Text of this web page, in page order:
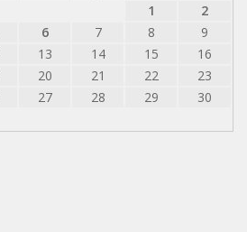
1
2
6 7 8
9
13 14 15
16
20 21 22
23
27 28 29
30